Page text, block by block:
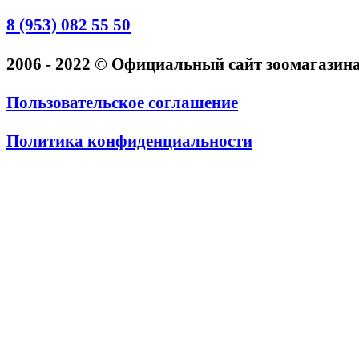
8 (953) 082 55 50
2006 - 2022 © Официальный сайт
Пользовательское соглашение
Политика конфиденциальности